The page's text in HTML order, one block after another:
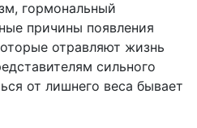
гормональный
причины появления
отравляют жизнь
сильного
от лишнего веса бывает